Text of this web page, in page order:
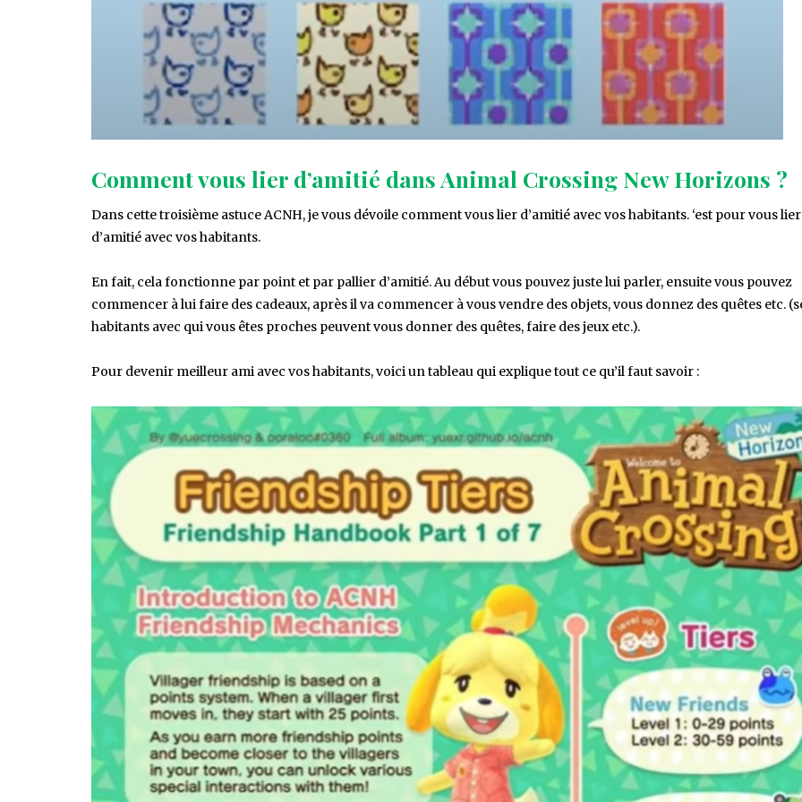
Comment vous lier d’amitié dans Animal Crossing New Horizons ?
Dans cette troisième astuce ACNH, je vous dévoile comment vous lier d’amitié avec vos habitants. ‘est pour vous lier
d’amitié avec vos habitants.
En fait, cela fonctionne par point et par pallier d’amitié. Au début vous pouvez juste lui parler, ensuite vous pouvez
commencer à lui faire des cadeaux, après il va commencer à vous vendre des objets, vous donnez des quêtes etc.
habitants avec qui vous êtes proches peuvent vous donner des quêtes, faire des jeux etc.).
Pour devenir meilleur ami avec vos habitants, voici un tableau qui explique tout ce qu’il faut savoir :